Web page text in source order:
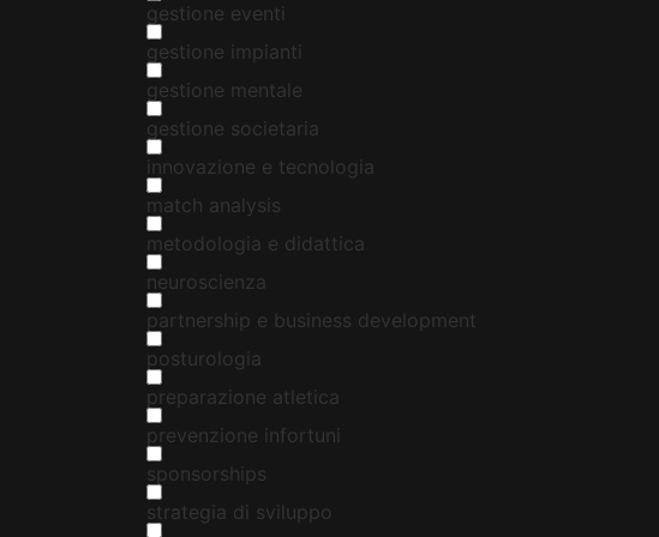
gestione eventi
gestione impianti
gestione mentale
gestione societaria
innovazione e tecnologia
match analysis
metodologia e didattica
neuroscienza
partnership e business development
posturologia
preparazione atletica
prevenzione infortuni
sponsorships
strategia di sviluppo